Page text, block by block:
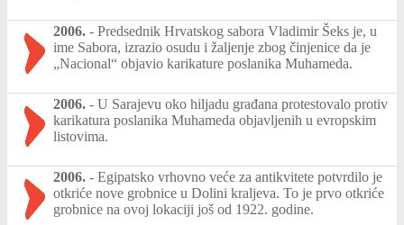
2006. - Predsednik Hrvatskog sabora Vladimir Šeks je, u
ime Sabora, izrazio osudu i žaljenje zbog činjenice da je
„Nacional“ objavio karikature poslanika Muhameda.
2006. - U Sarajevu oko hiljadu građana protestovalo protiv
karikatura poslanika Muhameda objavljenih u evropskim
listovima.
2006. - Egipatsko vrhovno veće za antikvitete potvrdilo je
otkriće nove grobnice u Dolini kraljeva. To je prvo otkriće
grobnice na ovoj lokaciji još od 1922. godine.